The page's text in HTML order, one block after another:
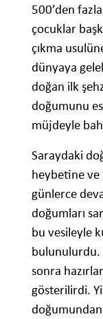
500’den
çocuklar
çıkma
dünyaya
doğan ilk
doğumunu
müjdeyle
Saraydaki
heybetine ve
günlerce
doğumları
bu vesileyle
bulunulurdu.
sonra
gösterilirdi.